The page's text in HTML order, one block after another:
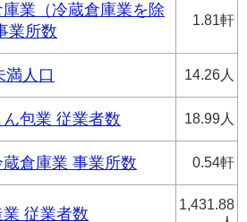
業（冷蔵倉庫業を除
業所数
1.81軒
満人口 14.26人
包業 従業者数 18.99人
倉庫業 事業所数 0.54軒
従業者数
1,431.88